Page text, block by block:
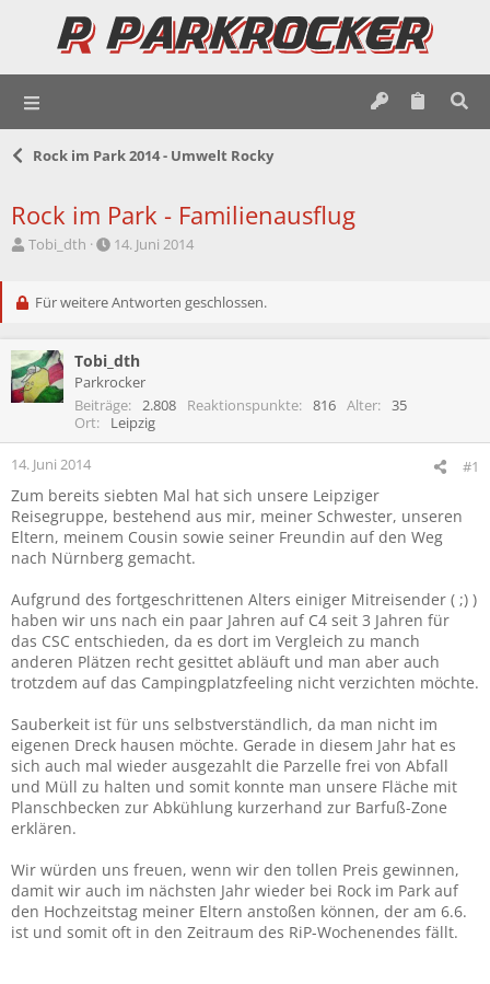
Rock im Park 2014 - Umwelt Rocky
Rock im Park - Familienausflug
E
t
l
e
r
Tobi_dth
E
t
l
t
a
m
14. Juni 2014
Für weitere Antworten geschlossen.
Tobi_dth
Parkrocker
Beiträge
2.808 Reaktionspunkte 816 Alter
35
Ort
Leipzig
14. Juni 2014 #1
Zum bereits siebten Mal hat sich unsere Leipziger
Reisegruppe, bestehend aus mir, meiner Schwester, unseren
Eltern, meinem Cousin sowie seiner Freundin auf den Weg
nach Nürnberg gemacht.
Aufgrund des fortgeschrittenen Alters einiger Mitreisender ( ;) )
haben wir uns nach ein paar Jahren auf C4 seit 3 Jahren für
das CSC entschieden, da es dort im Vergleich zu manch
anderen Plätzen recht gesittet abläuft und man aber auch
trotzdem auf das Campingplatzfeeling nicht verzichten möchte.
Sauberkeit ist für uns selbstverständlich, da man nicht im
eigenen Dreck hausen möchte. Gerade in diesem Jahr hat es
sich auch mal wieder ausgezahlt die Parzelle frei von Abfall
und Müll zu halten und somit konnte man unsere Fläche mit
Planschbecken zur Abkühlung kurzerhand zur Barfuß-Zone
erklären.
Wir würden uns freuen, wenn wir den tollen Preis gewinnen,
damit wir auch im nächsten Jahr wieder bei Rock im Park auf
den Hochzeitstag meiner Eltern anstoßen können, der am 6.6.
ist und somit oft in den Zeitraum des RiP-Wochenendes fällt.